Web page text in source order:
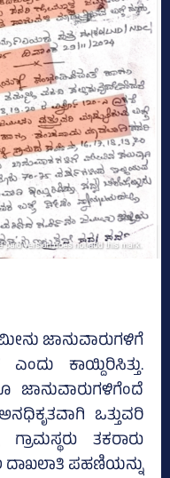
ಜಾನುವಾರುಗಳಿಗೆ
ಕಾಯ್ದಿರಿಸಿತ್ತು.
ಜಾನುವಾರುಗಳಿಗೆಂದೆ
ಒತ್ತುವರಿ
ತಕರಾರು
ದಾಖಲಾತಿ ಪಹಣಿಯನ್ನು